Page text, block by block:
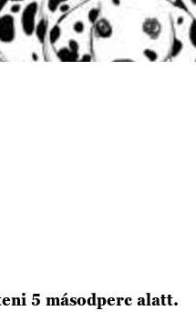
5 másodperc alatt.